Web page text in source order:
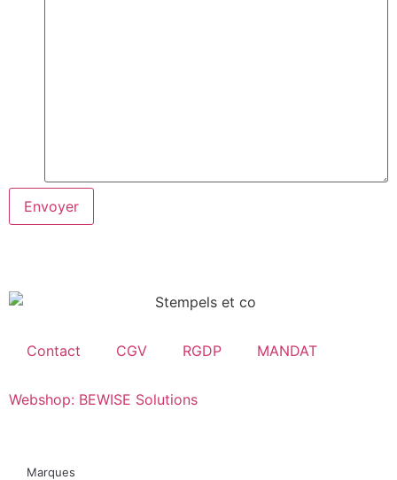
Envoyer
Contact CGV RGDP MANDAT
Webshop: BEWISE Solutions
Marques